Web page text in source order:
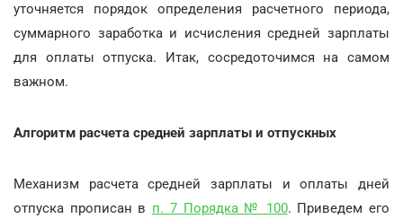
уточняется порядок определения расчетного периода,
суммарного заработка и исчисления средней зарплаты
для оплаты отпуска. Итак, сосредоточимся на самом
важном.
Алгоритм расчета средней зарплаты и отпускных
Механизм расчета средней зарплаты и оплаты дней
отпуска прописан в п. 7 Порядка № 100. Приведем его